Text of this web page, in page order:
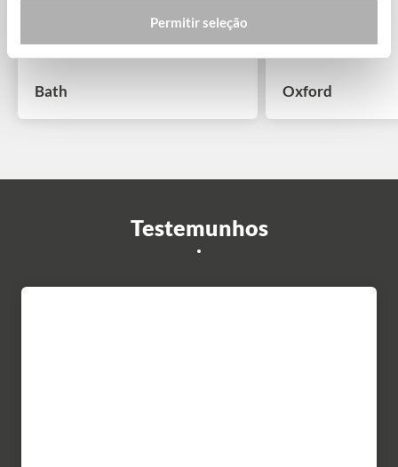
Permitir seleção
Bath Oxford
Testemunhos